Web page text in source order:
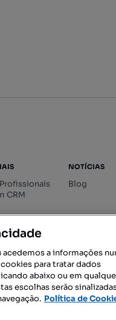
CRM
NOTÍCIAS
Blog
acedemos a informações
para tratar dados
abaixo ou em
escolhas serão
Política de